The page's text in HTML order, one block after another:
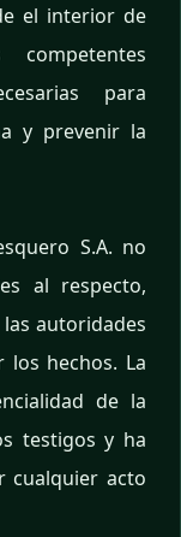
el interior de
para
y prevenir la
S.A. no
al respecto,
autoridades
los hechos. La
de la
testigos y ha
cualquier acto